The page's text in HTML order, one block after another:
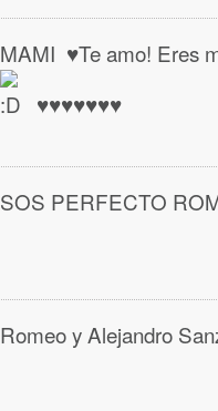
MAMI ♥ Te amo! Eres
♥ ♥ ♥ ♥ ♥ ♥ ♥
SOS PERFECTO
Romeo y Alejandro